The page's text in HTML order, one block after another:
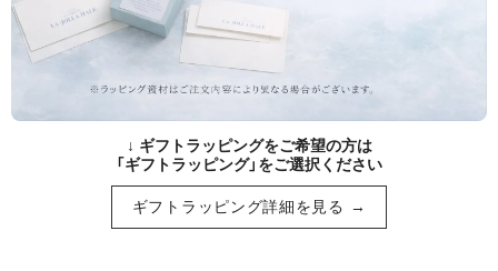
↓ ギフトラッピングをご希望の方は
「ギフトラッピング」をご選択ください
ギフトラッピング詳細を見る →